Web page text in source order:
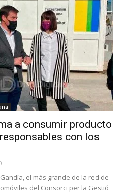
a consumir producto
con los
el más grande de la red de
del Consorci per la Gestió